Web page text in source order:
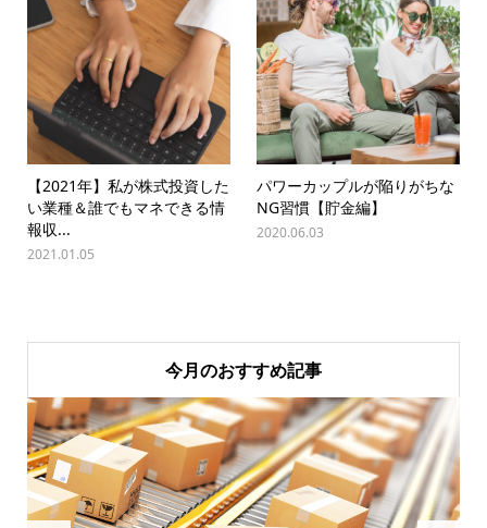
【2021年】私が株式投資した
い業種＆誰でもマネできる情
報収...
2021.01.05
パワーカップルが陥りがちな
NG習慣【貯金編】
2020.06.03
今月のおすすめ記事